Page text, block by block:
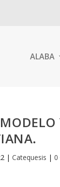
ALABA
|Catequesis |0